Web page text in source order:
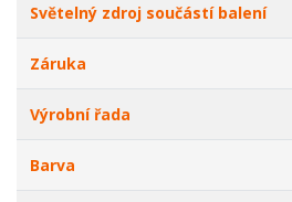
Světelný zdroj součástí balení
Záruka
Výrobní řada
Barva